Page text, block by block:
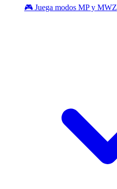
🎮 Juega modos MP y MWZ